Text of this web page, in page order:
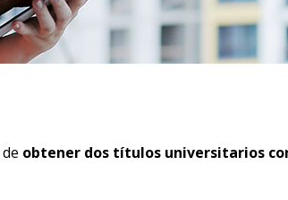
obtener dos títulos universitarios